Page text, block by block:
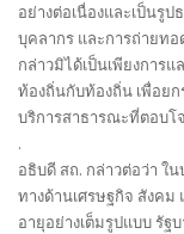
อย่างต่อเนื่องและเป็นรู
บุคลากร และการถ่ายท
กล่าวมิได้เป็นเพียงการ
ท้องถิ่นกับท้องถิ่น เพื่อย
บริการสาธารณะที่ตอบโ
.
อธิบดี สถ. กล่าวต่อว่า
ทางด้านเศรษฐกิจ สังคม
อายุอย่างเต็มรูปแบบ รัฐ